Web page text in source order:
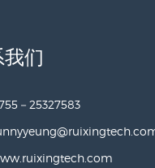
们
－25327583